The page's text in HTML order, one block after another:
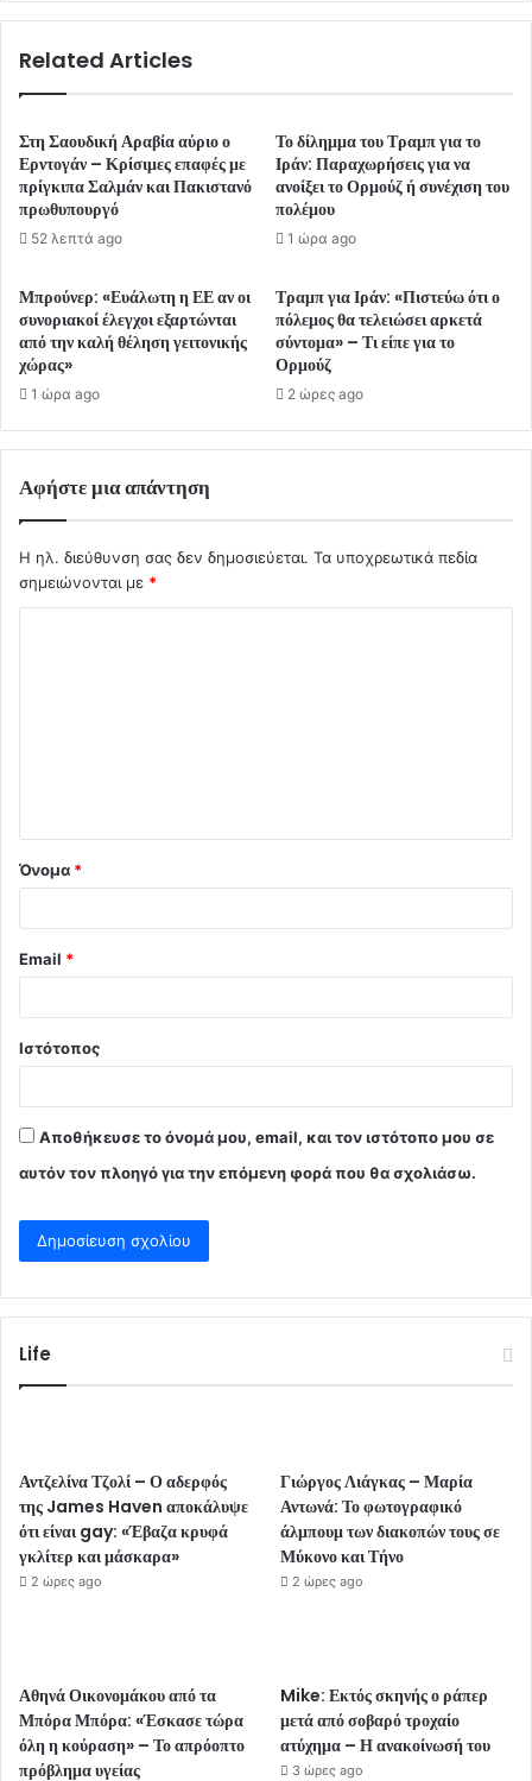
Related Articles
Στη Σαουδική Αραβία αύριο ο
Ερντογάν – Κρίσιμες επαφές με
πρίγκιπα Σαλμάν και Πακιστανό
πρωθυπουργό
52 λεπτά ago
Το δίλημμα του Τραμπ για το
Ιράν: Παραχωρήσεις για να
ανοίξει το Ορμούζ ή συνέχιση του
πολέμου
1 ώρα ago
Μπρούνερ: «Ευάλωτη η ΕΕ αν οι
συνοριακοί έλεγχοι εξαρτώνται
από την καλή θέληση γειτονικής
χώρας»
1 ώρα ago
Τραμπ για Ιράν: «Πιστεύω ότι ο
πόλεμος θα τελειώσει αρκετά
σύντομα» – Τι είπε για το
Ορμούζ
2 ώρες ago
Αφήστε μια απάντηση
Η ηλ. διεύθυνση σας δεν δημοσιεύεται. Τα υποχρεωτικά πεδία
σημειώνονται με *
*
Όνομα *
Email *
Ιστότοπος
Αποθήκευσε το όνομά μου, email, και τον ιστότοπο μου σε
αυτόν τον πλοηγό για την επόμενη φορά που θα σχολιάσω.
Life
Αντζελίνα Τζολί – Ο αδερφός
της James Haven αποκάλυψε
ότι είναι gay: «Έβαζα κρυφά
γκλίτερ και μάσκαρα»
2 ώρες ago
Γιώργος Λιάγκας – Μαρία
Αντωνά: Το φωτογραφικό
άλμπουμ των διακοπών τους σε
Μύκονο και Τήνο
2 ώρες ago
Αθηνά Οικονομάκου από τα
Μπόρα Μπόρα: «Έσκασε τώρα
όλη η κούραση» – Το απρόοπτο
πρόβλημα υγείας
Mike: Εκτός σκηνής ο ράπερ
μετά από σοβαρό τροχαίο
ατύχημα – Η ανακοίνωσή του
3 ώρες ago